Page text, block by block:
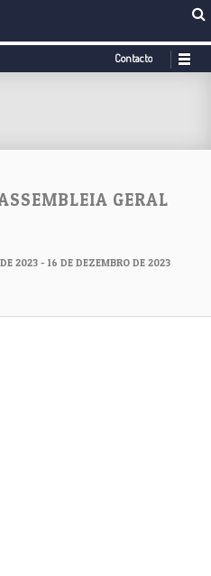
Contacto
GERAL
2023 - 16 DE DEZEMBRO DE 2023